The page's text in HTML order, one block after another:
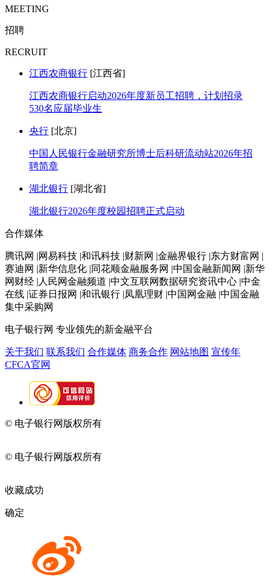
MEETING
招聘
RECRUIT
江西农商银行 [江西省]
江西农商银行启动2026年度新员工招聘，计划招录
530名应届毕业生
央行 [北京]
中国人民银行金融研究所博士后科研流动站2026年招
聘简章
湖北银行 [湖北省]
湖北银行2026年度校园招聘正式启动
合作媒体
腾讯网 |网易科技 |和讯科技 |财新网 |金融界银行 |东方财富网 |
赛迪网 |新华信息化 |同花顺金融服务网 |中国金融新闻网 |新华
网财经 |人民网金融频道 |中文互联网数据研究资讯中心 |中金
在线 |证券日报网 |和讯银行 |凤凰理财 |中国网金融 |中国金融
集中采购网
电子银行网 专业领先的新金融平台
关于我们 联系我们 合作媒体 商务合作 网站地图 宣传年
CFCA官网
© 电子银行网版权所有
© 电子银行网版权所有
收藏成功
确定